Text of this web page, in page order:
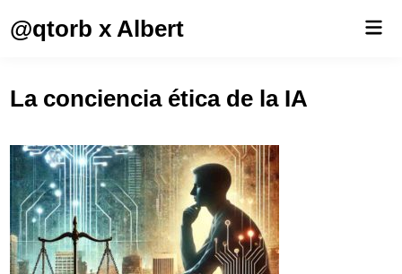
@qtorb x Albert
La conciencia ética de la IA